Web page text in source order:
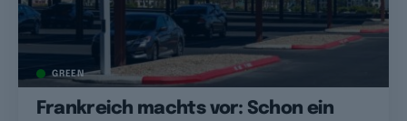
GREEN
Frankreich machts vor: Schon ein